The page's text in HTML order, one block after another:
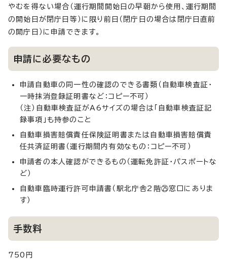
やむを得ない場合（運行期間開始日の早朝から使用、運行期間
の開始日が閉庁日等）に限り前日（閉庁日の場合は閉庁日直前
の開庁日）に申請できます。
申請に必要なもの
申請自動車の同一性の確認のできる書類（自動車検査証・
一時抹消登録証明書など：コピー不可）
（注）自動車検査証がA6サイズの場合は「自動車検査証記
録事項」も持参のこと
自動車損害賠償責任保険証明書または自動車損害賠償責
任共済証明書（運行期間内有効なもの：コピー不可）
申請者の本人確認ができるもの（運転免許証・パスポートな
ど）
自動車臨時運行許可申請書（駅北庁舎2階㉕窓口にありま
す）
手数料
750円